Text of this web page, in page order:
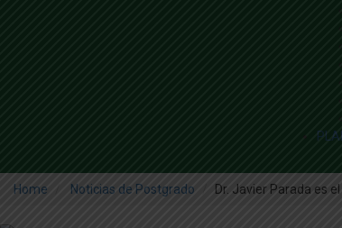
Home Noticias de Postgrado Dr. Javier Parada es